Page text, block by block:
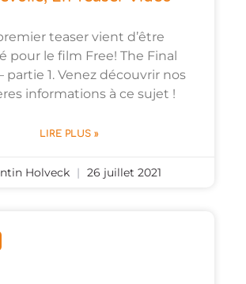
teaser vient d’être
pour le film Free! The Final
partie 1. Venez découvrir nos
informations à ce sujet !
LIRE PLUS »
Holveck 26 juillet 2021